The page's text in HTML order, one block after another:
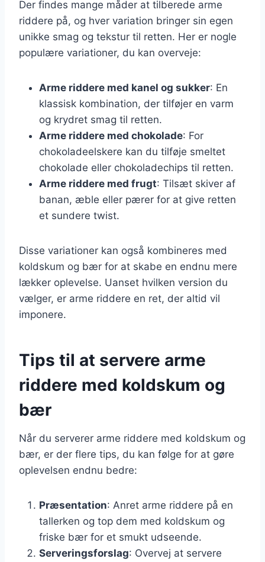
Der findes mange måder at tilberede arme
riddere på, og hver variation bringer sin egen
unikke smag og tekstur til retten. Her er nogle
populære variationer, du kan overveje:
Arme riddere med kanel og sukker: En
klassisk kombination, der tilføjer en varm
og krydret smag til retten.
Arme riddere med chokolade: For
chokoladeelskere kan du tilføje smeltet
chokolade eller chokoladechips til retten.
Arme riddere med frugt: Tilsæt skiver af
banan, æble eller pærer for at give retten
et sundere twist.
Disse variationer kan også kombineres med
koldskum og bær for at skabe en endnu mere
lækker oplevelse. Uanset hvilken version du
vælger, er arme riddere en ret, der altid vil
imponere.
Tips til at servere arme
riddere med koldskum og
bær
Når du serverer arme riddere med koldskum og
bær, er der flere tips, du kan følge for at gøre
oplevelsen endnu bedre:
Præsentation: Anret arme riddere på en
tallerken og top dem med koldskum og
friske bær for et smukt udseende.
Serveringsforslag: Overvej at servere